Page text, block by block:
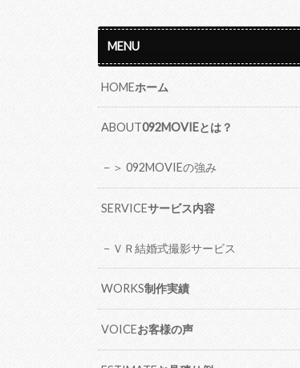
MENU
HOMEホーム
ABOUT092MOVIEとは？
＞ 092MOVIEの強み
SERVICEサービス内容
ＶＲ結婚式撮影サービス
WORKS制作実績
VOICEお客様の声